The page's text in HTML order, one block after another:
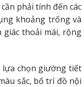
phải tính đến các
khoảng trống và
giác thoải mái, rộng
chọn giường tiết
sắc, bố trí đồ nội